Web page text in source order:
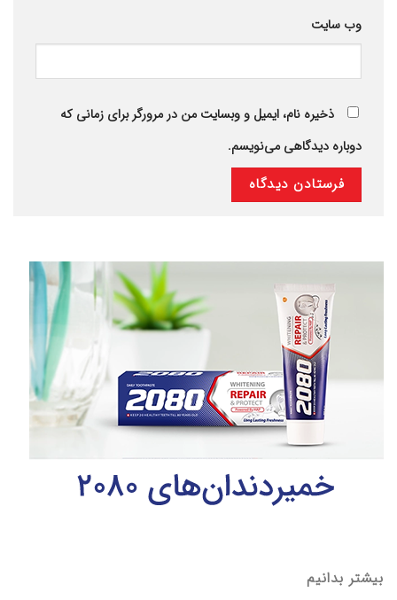
وب‌ سایت
ذخیره نام، ایمیل و وبسایت من در مرورگر برای زمانی که
دوباره دیدگاهی می‌نویسم.
بیشتر بدانیم